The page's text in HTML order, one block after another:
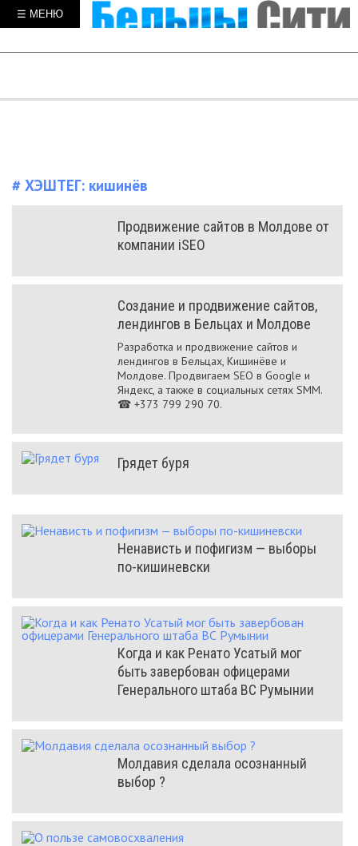
☰ МЕНЮ
# ХЭШТЕГ: кишинёв
Продвижение сайтов в Молдове от
компании iSEO
Создание и продвижение сайтов,
лендингов в Бельцах и Молдове
Разработка и продвижение сайтов и
лендингов в Бельцах, Кишинёве и
Молдове. Продвигаем SEO в Google и
Яндекс, а также в социальных сетях SMM.
☎ +373 799 290 70.
Грядет буря
Ненависть и пофигизм — выборы
по-кишиневски
Когда и как Ренато Усатый мог
быть завербован офицерами
Генерального штаба ВС Румынии
Молдавия сделала осознанный
выбор ?